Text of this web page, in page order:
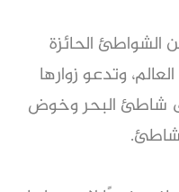
الشواطئ الحائزة
وتدعو زوارها
شاطئ البحر وخوض